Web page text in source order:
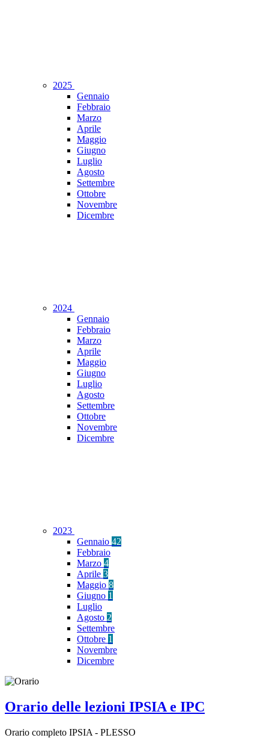
2025
Gennaio
Febbraio
Marzo
Aprile
Maggio
Giugno
Luglio
Agosto
Settembre
Ottobre
Novembre
Dicembre
2024
Gennaio
Febbraio
Marzo
Aprile
Maggio
Giugno
Luglio
Agosto
Settembre
Ottobre
Novembre
Dicembre
2023
Gennaio 42
Febbraio
Marzo 4
Aprile 3
Maggio 8
Giugno 1
Luglio
Agosto 2
Settembre
Ottobre 1
Novembre
Dicembre
Orario delle lezioni IPSIA e IPC
Orario completo IPSIA - PLESSO